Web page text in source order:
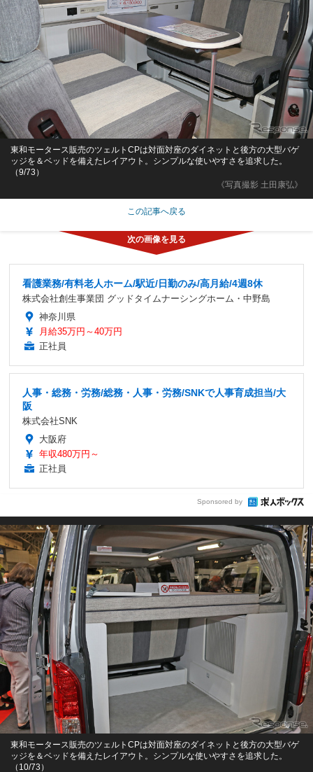
《写真撮影 土田康弘》
東和モータース販売のツェルトCPは対面対座のダイネットと後方の大型バゲ
ッジを＆ベッドを備えたレイアウト。シンプルな使いやすさを追求した。
（9/73）
この記事へ戻る
看護業務/有料老人ホーム/駅近/日勤のみ/高月給/4週8休
株式会社創生事業団 グッドタイムナーシングホーム・中野島
神奈川県
月給35万円～40万円
正社員
人事・総務・労務/総務・人事・労務/SNKで人事育成担当/大
阪
株式会社SNK
大阪府
年収480万円～
正社員
Sponsored by
東和モータース販売のツェルトCPは対面対座のダイネットと後方の大型バゲ
ッジを＆ベッドを備えたレイアウト。シンプルな使いやすさを追求した。
（10/73）